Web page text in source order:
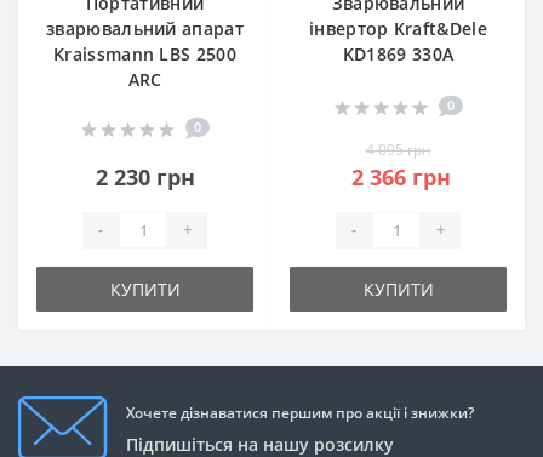
зварювальний апарат
Kraissmann LBS 2500
ARC
0
2 230 грн
- +
КУПИТИ
інвертор Kraft&Dele
KD1869 330A
0
4 095 грн
2 366 грн
- +
КУПИТИ
Хочете дізнаватися першим про акції і знижки?
Підпишіться на нашу розсилку